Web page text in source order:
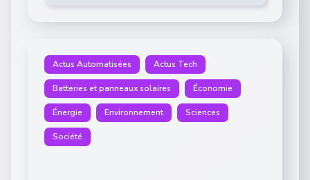
Actus Automatisées Actus Tech
Batteries et panneaux solaires Économie
Énergie Environnement Sciences
Société